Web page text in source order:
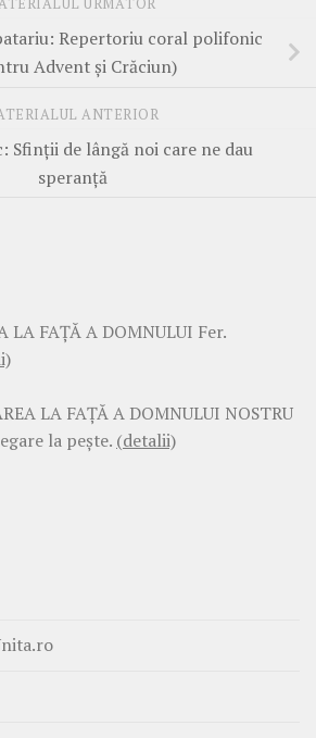
URMĂTOR
Repertoriu coral polifonic
Advent şi Crăciun)
ANTERIOR
Sfinţii de lângă noi care ne dau
speranţă
LA FAŢĂ A DOMNULUI Fer.
LA FAŢĂ A DOMNULUI NOSTRU
la pește. (detalii)